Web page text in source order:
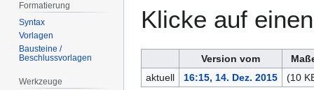
Klicke auf
Version vom
aktuell
16:15, 14. Dez. 2015 (10
Formatierung
Syntax
Vorlagen
Bausteine /
Beschlussvorlagen
Werkzeuge